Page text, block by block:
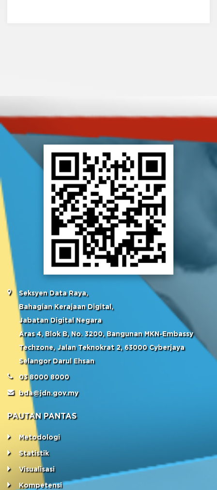
Seksyen Data Raya,
Bahagian Kerajaan Digital,
Jabatan Digital Negara
Aras 4, Blok B, No. 3200, Bangunan MKN-Embassy
Techzone, Jalan Teknokrat 2, 63000 Cyberjaya
Selangor Darul Ehsan
03 8000 8000
bda@jdn.gov.my
PAUTAN PANTAS
Metodologi
Statistik
Visualisasi
Kompetensi